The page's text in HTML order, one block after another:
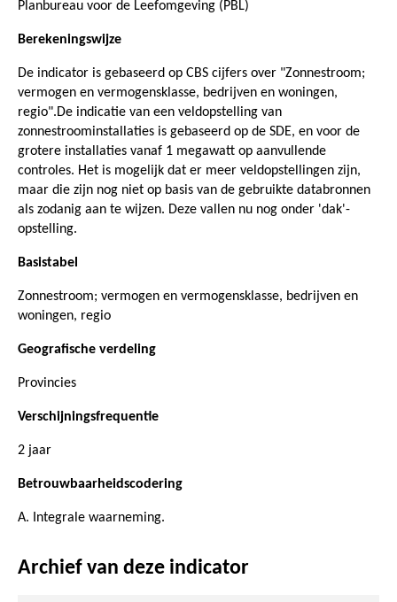
Planbureau voor de Leefomgeving (PBL)
Berekeningswijze
De indicator is gebaseerd op CBS cijfers over "Zonnestroom;
vermogen en vermogensklasse, bedrijven en woningen,
regio".De indicatie van een veldopstelling van
zonnestroominstallaties is gebaseerd op de SDE, en voor de
grotere installaties vanaf 1 megawatt op aanvullende
controles. Het is mogelijk dat er meer veldopstellingen zijn,
maar die zijn nog niet op basis van de gebruikte databronnen
als zodanig aan te wijzen. Deze vallen nu nog onder 'dak'-
opstelling.
Basistabel
Zonnestroom; vermogen en vermogensklasse, bedrijven en
woningen, regio
Geografische verdeling
Provincies
Verschijningsfrequentie
2 jaar
Betrouwbaarheidscodering
A. Integrale waarneming.
Archief van deze indicator